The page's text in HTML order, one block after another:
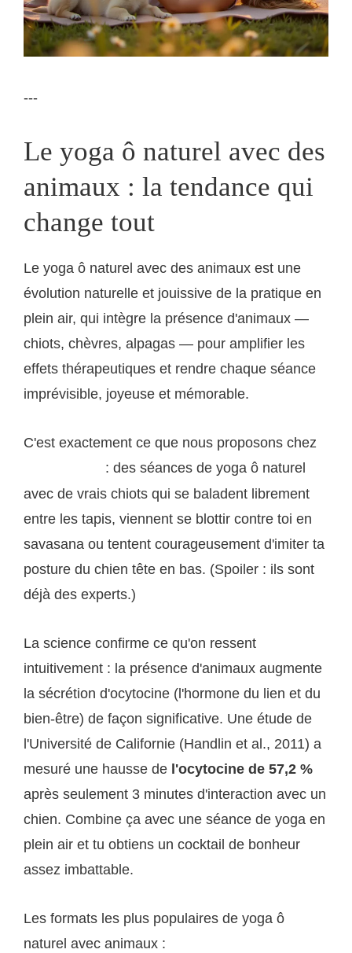
---
Le yoga ô naturel avec des
animaux : la tendance qui
change tout
Le yoga ô naturel avec des animaux est une
évolution naturelle et jouissive de la pratique en
plein air, qui intègre la présence d'animaux —
chiots, chèvres, alpagas — pour amplifier les
effets thérapeutiques et rendre chaque séance
imprévisible, joyeuse et mémorable.
C'est exactement ce que nous proposons chez
: des séances de yoga ô naturel
avec de vrais chiots qui se baladent librement
entre les tapis, viennent se blottir contre toi en
savasana ou tentent courageusement d'imiter ta
posture du chien tête en bas. (Spoiler : ils sont
déjà des experts.)
La science confirme ce qu'on ressent
intuitivement : la présence d'animaux augmente
la sécrétion d'ocytocine (l'hormone du lien et du
bien-être) de façon significative. Une étude de
l'Université de Californie (Handlin et al., 2011) a
mesuré une hausse de l'ocytocine de 57,2 %
après seulement 3 minutes d'interaction avec un
chien. Combine ça avec une séance de yoga en
plein air et tu obtiens un cocktail de bonheur
assez imbattable.
Les formats les plus populaires de yoga ô
naturel avec animaux :